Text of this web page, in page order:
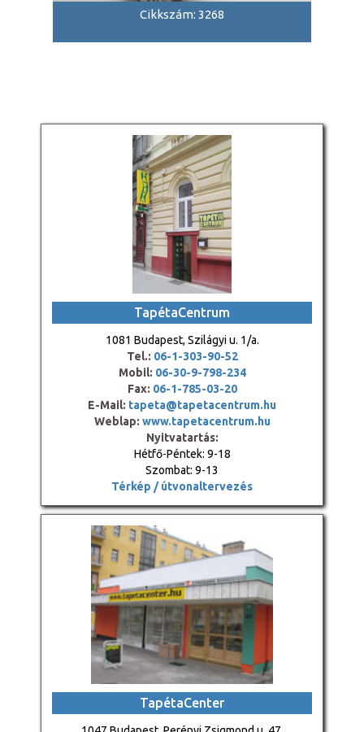
Cikkszám: 3268
TapétaCentrum
1081 Budapest, Szilágyi u. 1/a.
Tel.: 06-1-303-90-52
Mobil: 06-30-9-798-234
Fax: 06-1-785-03-20
E-Mail: tapeta@tapetacentrum.hu
Weblap: www.tapetacentrum.hu
Nyitvatartás:
Hétfő-Péntek: 9-18
Szombat: 9-13
Térkép / útvonaltervezés
TapétaCenter